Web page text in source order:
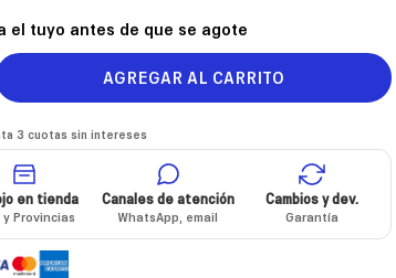
el tuyo antes de que se agote
AGREGAR AL CARRITO
3 cuotas sin intereses
en tienda
y Provincias
Canales de atención
WhatsApp, email
Cambios y dev.
Garantía